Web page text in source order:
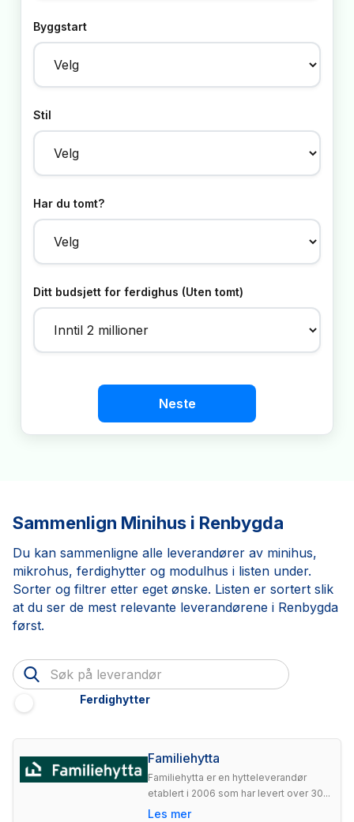
Byggstart
Stil
Har du tomt?
Ditt budsjett for ferdighus (Uten tomt)
Neste
Sammenlign Minihus i Renbygda
Du kan sammenligne alle leverandører av minihus,
mikrohus, ferdighytter og modulhus i listen under.
Sorter og filtrer etter eget ønske. Listen er sortert slik
at du ser de mest relevante leverandørene i Renbygda
først.
Ferdighytter
Familiehytta
Familiehytta er en hytteleverandør
etablert i 2006 som har levert over 30...
Les mer